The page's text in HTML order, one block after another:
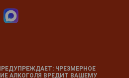
ЧРЕЗМЕРНОЕ
АЛКОГОЛЯ ВРЕДИТ ВАШЕМУ